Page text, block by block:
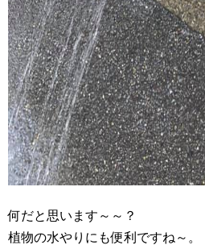
何だと思います～～？
植物の水やりにも便利ですね～。